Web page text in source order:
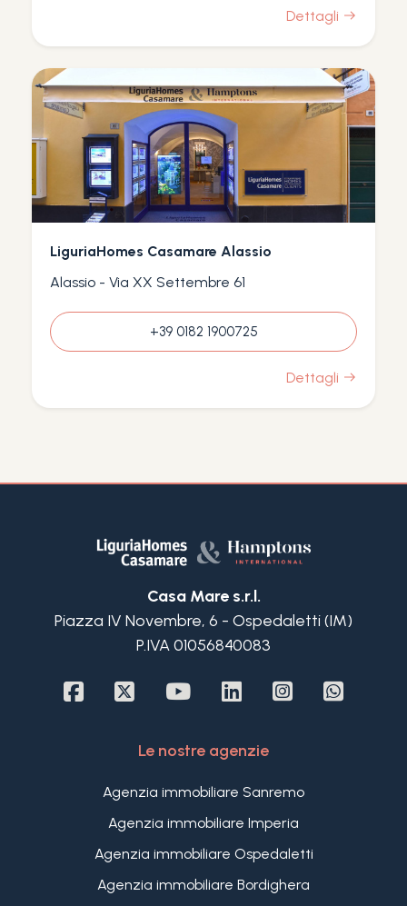
Dettagli
LiguriaHomes Casamare Alassio
Alassio - Via XX Settembre 61
+39 0182 1900725
Dettagli
Casa Mare s.r.l.
Piazza IV Novembre, 6 - Ospedaletti (IM)
P.IVA 01056840083
Le nostre agenzie
Agenzia immobiliare Sanremo
Agenzia immobiliare Imperia
Agenzia immobiliare Ospedaletti
Agenzia immobiliare Bordighera